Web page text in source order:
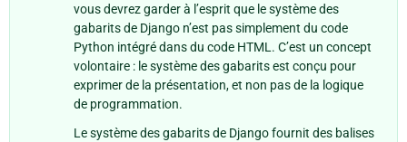
vous devrez garder à l’esprit que le système des
gabarits de Django n’est pas simplement du code
Python intégré dans du code HTML. C’est un concept
volontaire : le système des gabarits est conçu pour
exprimer de la présentation, et non pas de la logique
de programmation.
Le système des gabarits de Django fournit des balises